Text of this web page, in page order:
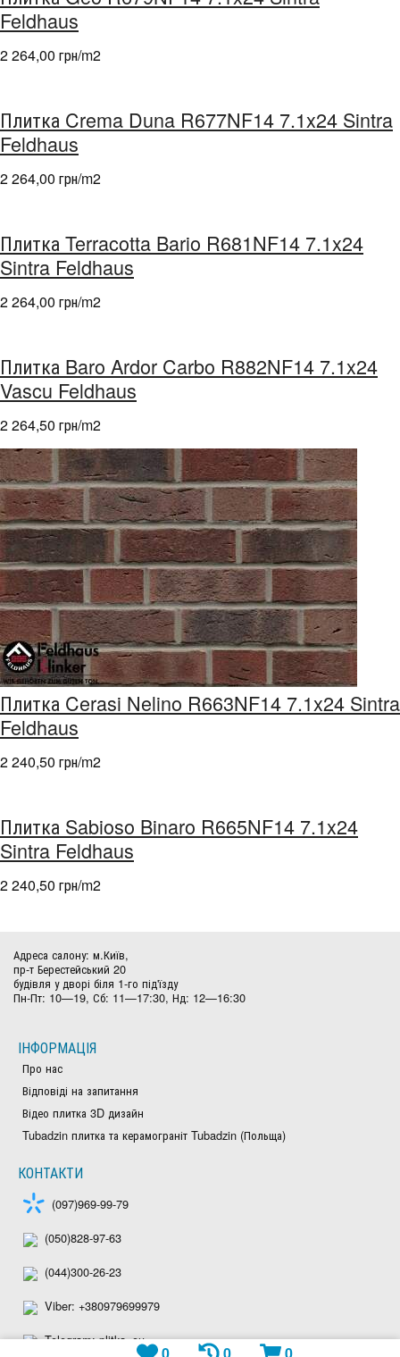
Feldhaus
2 264,00 грн/m2
Плитка Crema Duna R677NF14 7.1x24 Sintra
Feldhaus
2 264,00 грн/m2
Плитка Terracotta Bario R681NF14 7.1x24
Sintra Feldhaus
2 264,00 грн/m2
Плитка Baro Ardor Carbo R882NF14 7.1x24
Vascu Feldhaus
2 264,50 грн/m2
Плитка Cerasi Nelino R663NF14 7.1x24 Sintra
Feldhaus
2 240,50 грн/m2
Плитка Sabioso Binaro R665NF14 7.1x24
Sintra Feldhaus
2 240,50 грн/m2
Адреса салону: м.Київ,
пр-т Берестейський 20
будівля у дворі біля 1-го під'їзду
Пн-Пт: 10—19, Сб: 11—17:30, Нд: 12—16:30
ІНФОРМАЦІЯ
Про нас
Відповіді на запитання
Відео плитка 3D дизайн
Tubadzin плитка та керамограніт Tubadzin (Польща)
КОНТАКТИ
(097)969-99-79
(050)828-97-63
(044)300-26-23
Viber: +380979699979
Telegram: plitka_eu